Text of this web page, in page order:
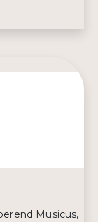
Musicus,